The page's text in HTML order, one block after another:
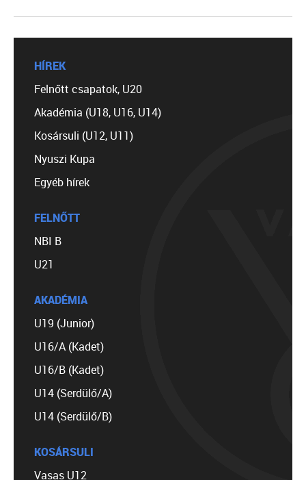
HÍREK
Felnőtt csapatok, U20
Akadémia (U18, U16, U14)
Kosársuli (U12, U11)
Nyuszi Kupa
Egyéb hírek
FELNŐTT
NBI B
U21
AKADÉMIA
U19 (Junior)
U16/A (Kadet)
U16/B (Kadet)
U14 (Serdülő/A)
U14 (Serdülő/B)
KOSÁRSULI
Vasas U12